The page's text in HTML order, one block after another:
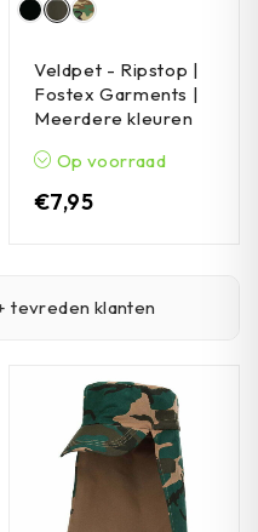
Veldpet - Ripstop |
Fostex Garments |
Meerdere kleuren
Op voorraad
€7,95
tevreden klanten